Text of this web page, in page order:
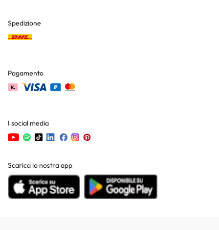
Spedizione
Pagamento
I social media
Scarica la nostra app